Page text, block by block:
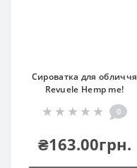
Сироватка для обличчя
Revuele Hemp me!
0
₴163.00грн.